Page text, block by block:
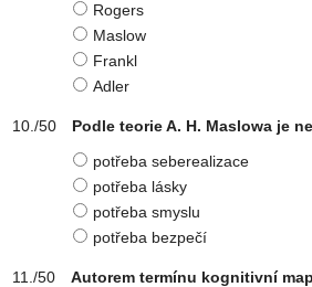
Rogers
Maslow
Frankl
Adler
Podle teorie A. H. Maslowa je
potřeba seberealizace
potřeba lásky
potřeba smyslu
potřeba bezpečí
Autorem termínu kognitivní